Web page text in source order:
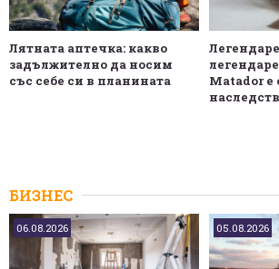
Лятната аптечка: какво
задължително да носим
със себе си в планината
Matador е
БИЗНЕС
06.08.2026 05.08.2026